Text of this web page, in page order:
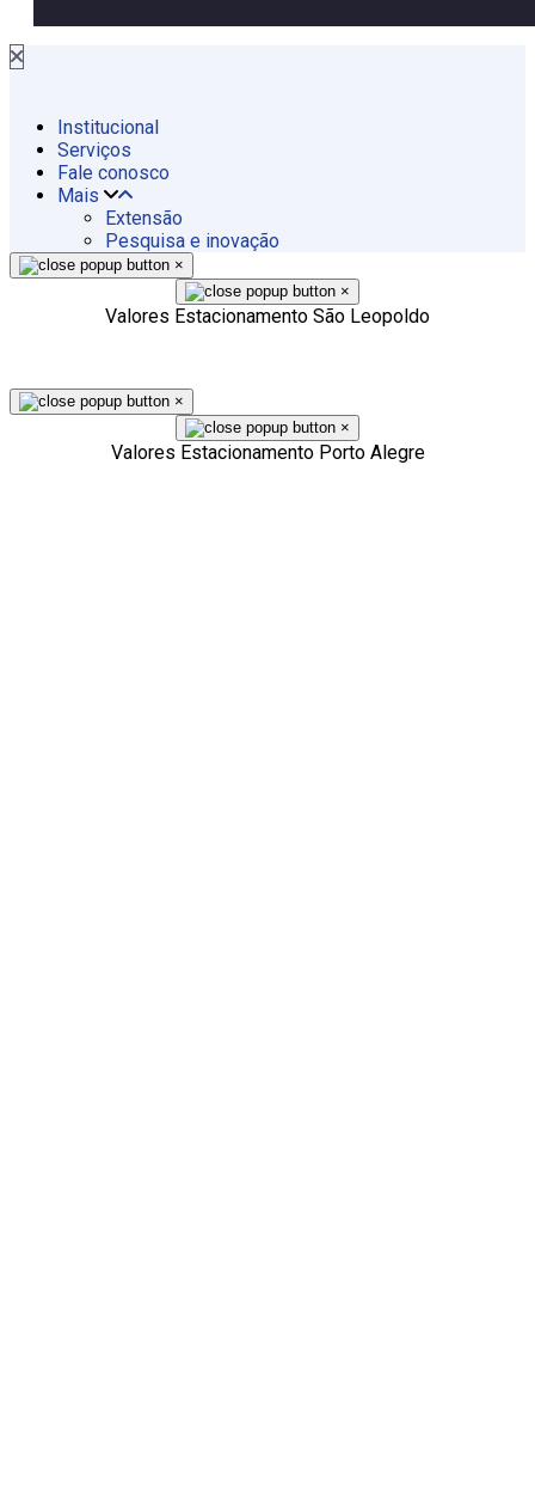
Institucional
Serviços
Fale conosco
Mais
Extensão
Pesquisa e inovação
×
×
Valores Estacionamento São Leopoldo
×
×
Valores Estacionamento Porto Alegre